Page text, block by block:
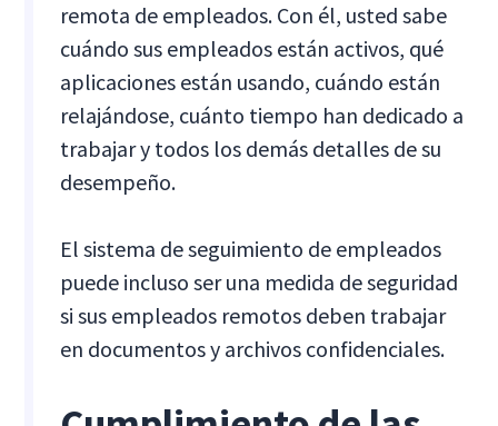
remota de empleados. Con él, usted sabe
cuándo sus empleados están activos, qué
aplicaciones están usando, cuándo están
relajándose, cuánto tiempo han dedicado a
trabajar y todos los demás detalles de su
desempeño.
El sistema de seguimiento de empleados
puede incluso ser una medida de seguridad
si sus empleados remotos deben trabajar
en documentos y archivos confidenciales.